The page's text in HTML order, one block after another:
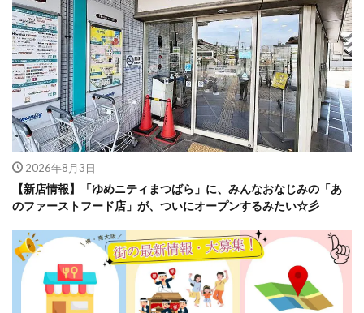
2026年8月3日
【新店情報】「ゆめニティまつばら」に、みんなおなじみの「あ
のファーストフード店」が、ついにオープンするみたい☆彡